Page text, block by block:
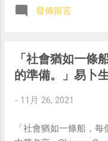
發佈留言
「社會猶如一條
的準備。」易卜
- 11月 26, 2021
「社會猶如一條船，